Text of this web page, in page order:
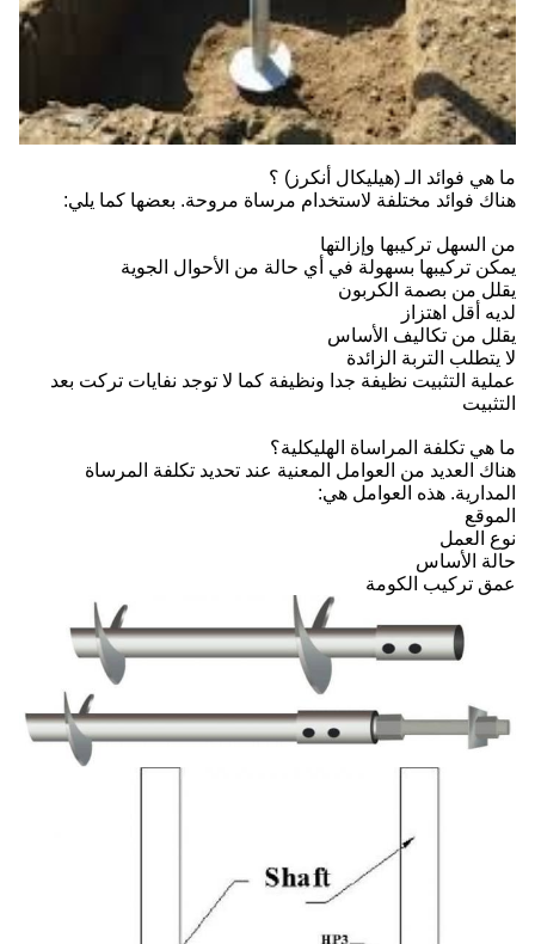
ما هي فوائد الـ (هيليكال أنكرز) ؟
هناك فوائد مختلفة لاستخدام مرساة مروحة. بعضها كما يلي:
من السهل تركيبها وإزالتها
يمكن تركيبها بسهولة في أي حالة من الأحوال الجوية
يقلل من بصمة الكربون
لديه أقل اهتزاز
يقلل من تكاليف الأساس
لا يتطلب التربة الزائدة
عملية التثبيت نظيفة جدا ونظيفة كما لا توجد نفايات تركت بعد
التثبيت
ما هي تكلفة المراساة الهليكلية؟
هناك العديد من العوامل المعنية عند تحديد تكلفة المرساة
المدارية. هذه العوامل هي:
الموقع
نوع العمل
حالة الأساس
عمق تركيب الكومة